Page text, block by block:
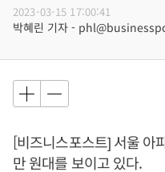
2023-03-15 17:00:41
박혜린 기자 -
[비즈니스포스트] 서울 아
만 원대를 보이고 있다.